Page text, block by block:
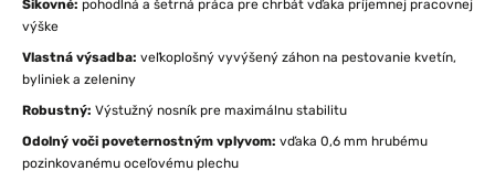
Šikovné: pohodlná a šetrná práca pre chrbát vďaka príjemnej pracovnej
výške
Vlastná výsadba: veľkoplošný vyvýšený záhon na pestovanie kvetín,
byliniek a zeleniny
Robustný: Výstužný nosník pre maximálnu stabilitu
Odolný voči poveternostným vplyvom: vďaka 0,6 mm hrubému
pozinkovanému oceľovému plechu